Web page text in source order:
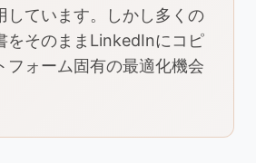
しています。しかし多くの
をそのままLinkedInにコピ
フォーム固有の最適化機会